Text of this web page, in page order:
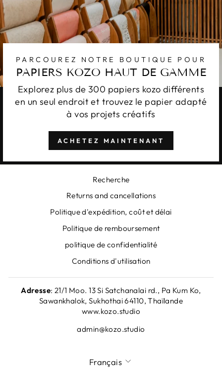
PARCOUREZ NOTRE BOUTIQUE POUR
PAPIERS KOZO HAUT DE GAMME
Explorez plus de 300 papiers kozo différents
en un seul endroit et trouvez le papier adapté
à vos projets créatifs
ACHETEZ MAINTENANT
Recherche
Returns and cancellations
Politique d'expédition, coût et délai
Politique de remboursement
politique de confidentialité
Conditions d'utilisation
Adresse: 21/1 Moo. 13 Si Satchanalai rd., Pa Kum Ko,
Sawankhalok, Sukhothai 64110, Thaïlande
www.kozo.studio
admin@kozo.studio
LANGUE
Français